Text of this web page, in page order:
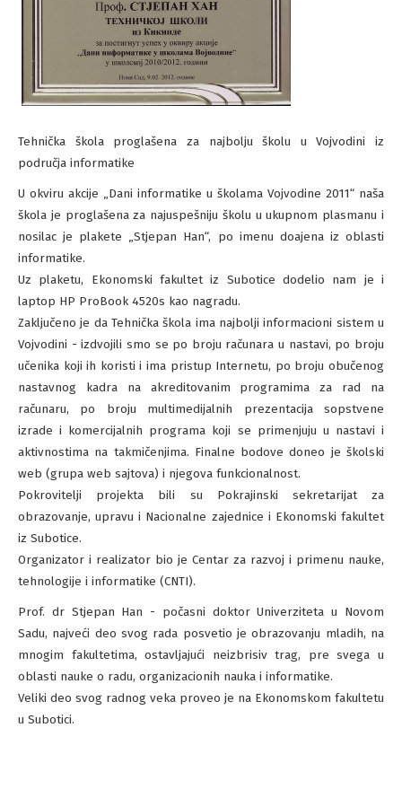
TEHNIČKA ŠKOLA
PLAKETA STJEPAN HAN
Tehnička škola proglašena za najbolju školu u Vojvodini iz
područja informatike
U okviru akcije „Dani informatike u školama Vojvodine 2011“ naša
škola je proglašena za najuspešniju školu u ukupnom plasmanu i
nosilac je plakete „Stjepan Han“, po imenu doajena iz oblasti
informatike.
Uz plaketu, Ekonomski fakultet iz Subotice dodelio nam je i
laptop HP ProBook 4520s kao nagradu.
Zaključeno je da Tehnička škola ima najbolji informacioni sistem u
Vojvodini - izdvojili smo se po broju računara u nastavi, po broju
učenika koji ih koristi i ima pristup Internetu, po broju obučenog
nastavnog kadra na akreditovanim programima za rad na
računaru, po broju multimedijalnih prezentacija sopstvene
izrade i komercijalnih programa koji se primenjuju u nastavi i
aktivnostima na takmičenjima. Finalne bodove doneo je školski
web (grupa web sajtova) i njegova funkcionalnost.
Pokrovitelji projekta bili su Pokrajinski sekretarijat za
obrazovanje, upravu i Nacionalne zajednice i Ekonomski fakultet
iz Subotice.
Organizator i realizator bio je Centar za razvoj i primenu nauke,
tehnologije i informatike (CNTI).
Prof. dr Stjepan Han - počasni doktor Univerziteta u Novom
Sadu, najveći deo svog rada posvetio je obrazovanju mladih, na
mnogim fakultetima, ostavljajući neizbrisiv trag, pre svega u
oblasti nauke o radu, organizacionih nauka i informatike.
Veliki deo svog radnog veka proveo je na Ekonomskom fakultetu
u Subotici.